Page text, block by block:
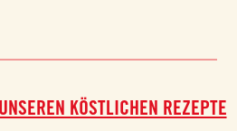
KÖSTLICHEN REZEPTE